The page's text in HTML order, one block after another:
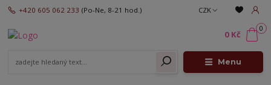
Menu
CZK
+420 605 062 233 (Po-Ne, 8-21 hod.)
0
0 Kč